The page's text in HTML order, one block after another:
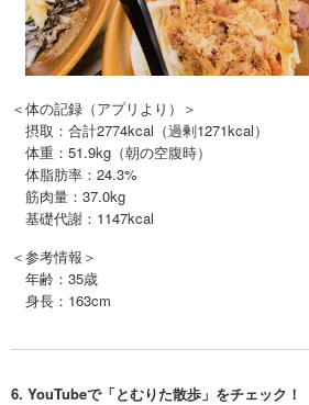
＜体の記録（アプリより）＞
摂取：合計2774kcal（過剰1271kcal）
体重：51.9kg（朝の空腹時）
体脂肪率：24.3%
筋肉量：37.0kg
基礎代謝：1147kcal
＜参考情報＞
年齢：35歳
身長：163cm
6. YouTubeで「とむりた散歩」をチェック！